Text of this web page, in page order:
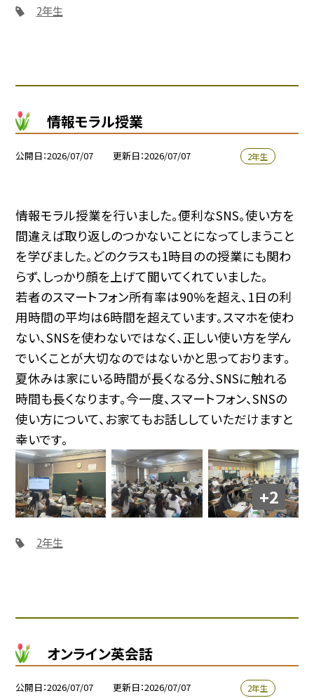
2年生
情報モラル授業
公開日 2026/07/07 更新日 2026/07/07 2年生
情報モラル授業を行いました。便利なSNS。使い方を
間違えば取り返しのつかないことになってしまうこと
を学びました。どのクラスも1時目のの授業にも関わ
らず、しっかり顔を上げて聞いてくれていました。
若者のスマートフォン所有率は90%を超え、1日の利
用時間の平均は6時間を超えています。スマホを使わ
ない、SNSを使わないではなく、正しい使い方を学ん
でいくことが大切なのではないかと思っております。
夏休みは家にいる時間が長くなる分、SNSに触れる
時間も長くなります。今一度、スマートフォン、SNSの
使い方について、お家てもお話ししていただけますと
幸いです。
+2
2年生
オンライン英会話
公開日 2026/07/07 更新日 2026/07/07 2年生